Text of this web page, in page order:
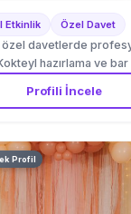
Etkinlik Özel Davet
davetlerde
hazırlama ve
Profili İncele
Profil